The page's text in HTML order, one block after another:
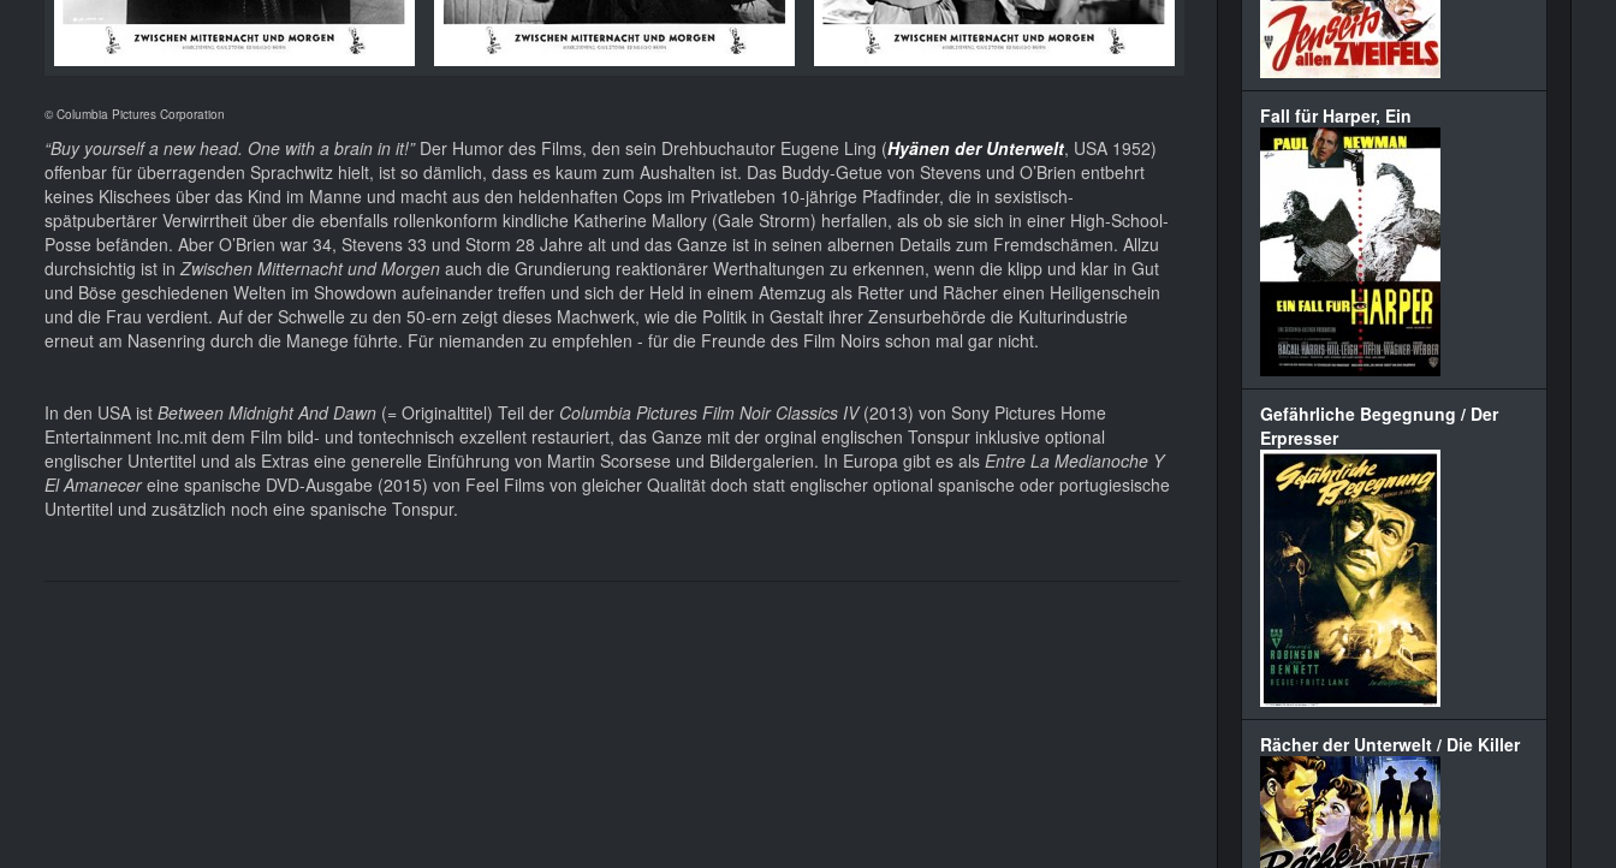
© Columbia Pictures Corporation
“Buy yourself a new head. One with a brain in it!”Der Humor des Films, den sein Drehbuchautor Eugene Ling (Hyänen der Unterwelt, USA 1952)
offenbar für überragenden Sprachwitz hielt, ist so dämlich, dass es kaum zum Aushalten ist. Das Buddy-Getue von Stevens und O’Brien entbehrt
keines Klischees über das Kind im Manne und macht aus den heldenhaften Cops im Privatleben 10-jährige Pfadfinder, die in sexistisch-
spätpubertärer Verwirrtheit über die ebenfalls rollenkonform kindliche Katherine Mallory (Gale Strorm) herfallen, als ob sie sich in einer High-School-
Posse befänden. Aber O’Brien war 34, Stevens 33 und Storm 28 Jahre alt und das Ganze ist in seinen albernen Details zum Fremdschämen. Allzu
durchsichtig ist in Zwischen Mitternacht und Morgen auch die Grundierung reaktionärer Werthaltungen zu erkennen, wenn die klipp und klar in Gut
und Böse geschiedenen Welten im Showdown aufeinander treffen und sich der Held in einem Atemzug als Retter und Rächer einen Heiligenschein
und die Frau verdient. Auf der Schwelle zu den 50-ern zeigt dieses Machwerk, wie die Politik in Gestalt ihrer Zensurbehörde die Kulturindustrie
erneut am Nasenring durch die Manege führte. Für niemanden zu empfehlen - für die Freunde des Film Noirs schon mal gar nicht.
In den USA ist Between Midnight And Dawn (= Originaltitel) Teil der Columbia Pictures Film Noir Classics IV(2013) von Sony Pictures Home
Entertainment Inc.mit dem Film bild- und tontechnisch exzellent restauriert, das Ganze mit der orginal englischen Tonspur inklusive optional
englischer Untertitel und als Extras eine generelle Einführung von Martin Scorsese und Bildergalerien. In Europa gibt es als Entre La Medianoche Y
El Amanecereine spanische DVD-Ausgabe (2015) von Feel Films von gleicher Qualität doch statt englischer optional spanische oder portugiesische
Untertitel und zusätzlich noch eine spanische Tonspur.
Fall für Harper, Ein
Gefährliche Begegnung / Der
Erpresser
Rächer der Unterwelt / Die Killer